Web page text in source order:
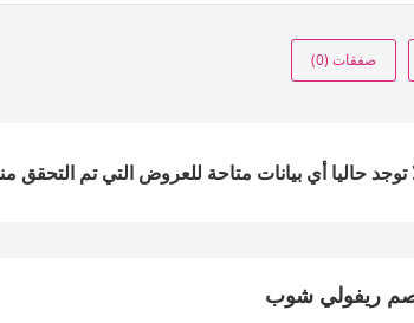
صفقات (0)
توجد حاليا أي بيانات متاحة للعروض التي تم التحقق
ريفولي شوب